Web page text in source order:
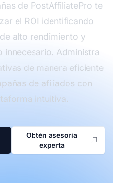
de PostAffiliatePro te
el ROI identificando
alto rendimiento y
innecesario. Administra
de manera eficiente
de afiliados con
intuitiva.
Obtén asesoría
experta